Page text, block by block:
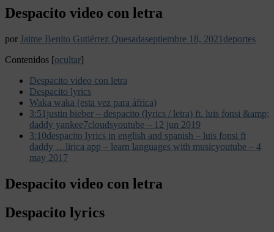
Despacito video con letra
por Jaime Benito Gutiérrez Quesadaseptiembre 18, 2021 deportes
Contenidos [ocultar]
Despacito video con letra
Despacito lyrics
Waka waka (esta vez para áfrica)
3:51justin bieber – despacito (lyrics / letra) ft. luis fonsi &amp;
daddy yankee7cloudsyoutube – 12 jun 2019
3:10despacito lyrics in english and spanish – luis fonsi ft
daddy …lirica app – learn languages with musicyoutube – 4
may 2017
Despacito video con letra
Despacito lyrics